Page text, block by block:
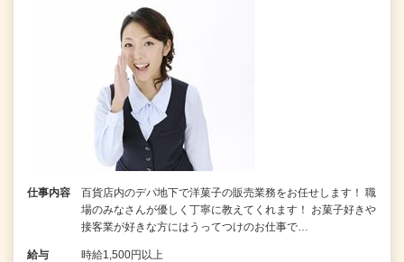
仕事内容
百貨店内のデパ地下で洋菓子の販売業務をお任せします！ 職
場のみなさんが優しく丁寧に教えてくれます！ お菓子好きや
接客業が好きな方にはうってつけのお仕事で…
給与 時給1,500円以上